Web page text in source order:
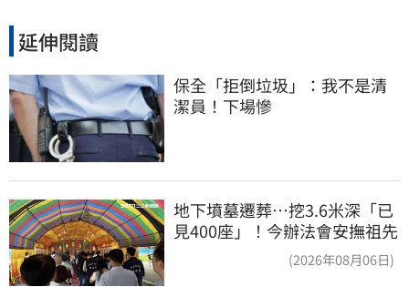
延伸閱讀
保全「拒倒垃圾」：我不是清
潔員！下場慘
地下墳墓遷葬…挖3.6米深「已
見400座」！今辦法會安撫祖先
(2026年08月06日)